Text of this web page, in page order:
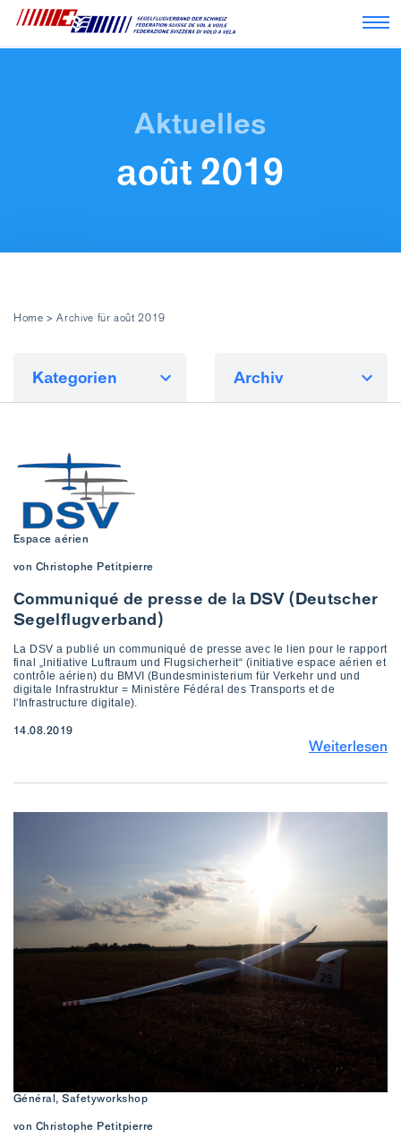
août 2019
Home >Archive für août 2019
Kategorien Archiv
Espace aérien
von Christophe Petitpierre
Communiqué de presse de la DSV (Deutscher
Segelflugverband)
La DSV a publié un communiqué de presse avec le lien pour le rapport
final „Initiative Luftraum und Flugsicherheit“ (initiative espace aérien et
contrôle aérien) du BMVI (Bundesministerium für Verkehr und und
digitale Infrastruktur = Ministère Fédéral des Transports et de
l'Infrastructure digitale).
14.08.2019
Weiterlesen
Général, Safetyworkshop
von Christophe Petitpierre